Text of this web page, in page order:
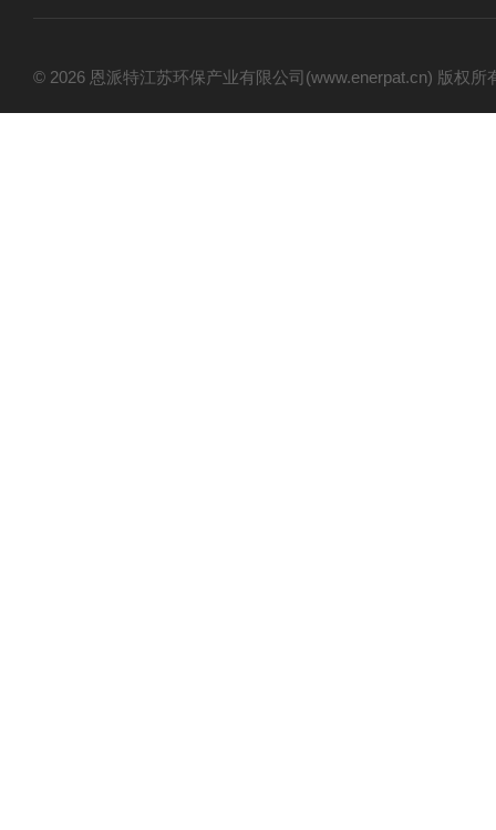
© 2026 恩派特江苏环保产业有限公司(www.enerpat.cn) 版权